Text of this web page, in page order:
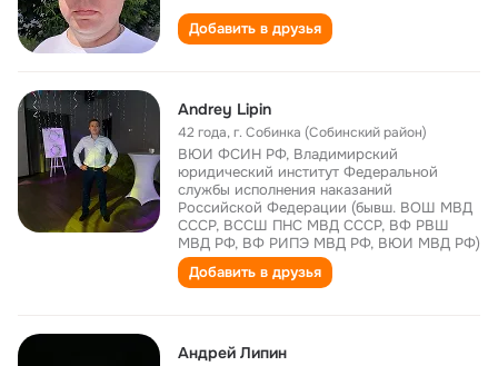
Добавить в друзья
Andrey Lipin
42 года,г. Собинка (Собинский район)
ВЮИ ФСИН РФ, Владимирский
юридический институт Федеральной
службы исполнения наказаний
Российской Федерации (бывш. ВОШ МВД
СССР, ВССШ ПНС МВД СССР, ВФ РВШ
МВД РФ, ВФ РИПЭ МВД РФ, ВЮИ МВД РФ)
Добавить в друзья
Андрей Липин